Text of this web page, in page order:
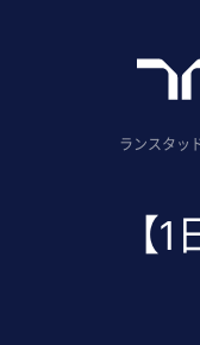
ランスタッ
【